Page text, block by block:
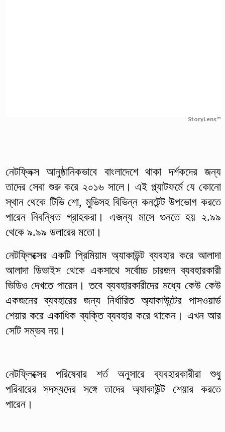
StoryLens™
নেটফ্লিক্স আনুষ্ঠানিকভাবে বাংলাদেশে থাকা দর্শকদের জন্য
তাদের সেবা শুরু করে ২০১৬ সালে। এই প্ল্যাটফর্মে যে কোনো
স্থান থেকে টিভি শো, মুভিসহ বিভিন্ন কনটেন্ট উপভোগ করতে
পারেন নিবন্ধিত গ্রাহকরা। এজন্য মাসে গুনতে হয় ২.৯৯
থেকে ৯.৯৯ ডলারের মতো।
নেটফ্লিক্সের একটি প্রিমিয়াম অ্যাকাউন্ট ব্যবহার করে আলাদা
আলাদা ডিভাইস থেকে একসাথে সর্বোচ্চ চারজন ব্যবহারকারী
ভিডিও দেখতে পারেন। তবে ব্যবহারকারীদের মধ্যে কেউ কেউ
একজনের ব্যবহারের জন্য নির্ধারিত অ্যাকাউন্টের পাসওয়ার্ড
শেয়ার করে একাধিক ব্যক্তি ব্যবহার করে থাকেন। এখন আর
সেটি সম্ভব নয়।
নেটফ্লিক্সের পরিষেবার শর্ত অনুসারে ব্যবহারকারীরা শুধু
পরিবারের সদস্যদের সঙ্গে তাদের অ্যাকাউন্ট শেয়ার করতে
পারেন।